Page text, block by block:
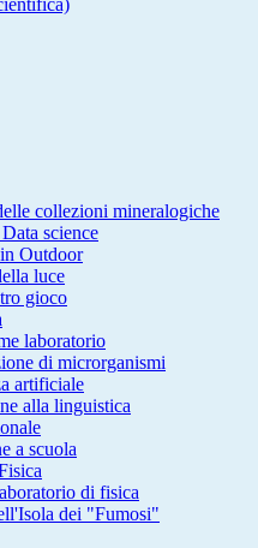
collezioni mineralogiche
science
Outdoor
luce
gioco
laboratorio
di microrganismi
artificiale
alla linguistica
a scuola
di fisica
dei "Fumosi"